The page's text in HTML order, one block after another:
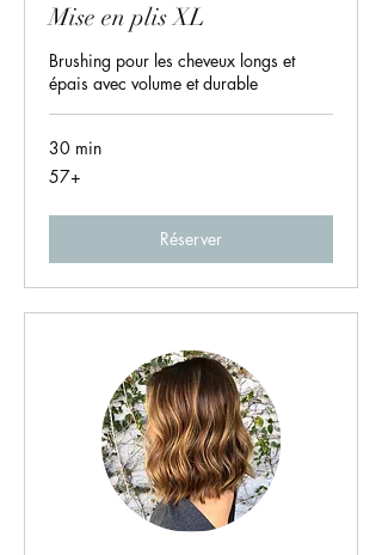
Mise en plis XL
Brushing pour les cheveux longs et
épais avec volume et durable
30 min
57+
57+
Réserver